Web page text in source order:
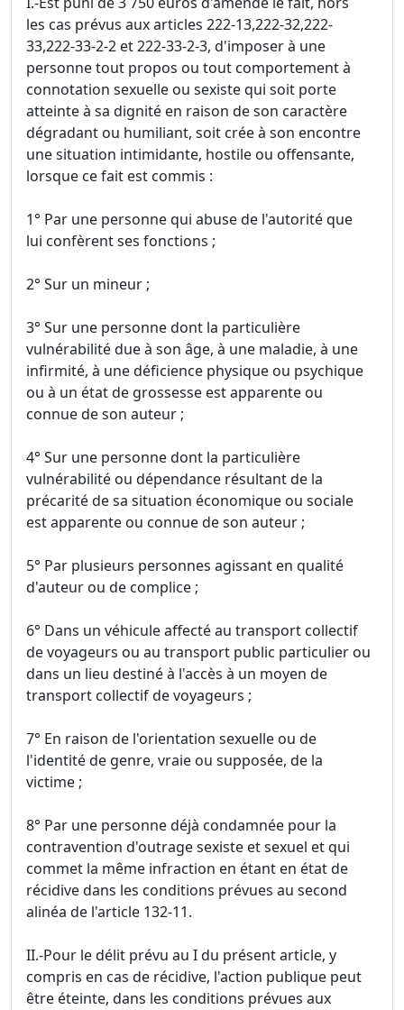
les cas prévus aux articles 222-13,222-32,222-
33,222-33-2-2 et 222-33-2-3, d'imposer à une
personne tout propos ou tout comportement à
connotation sexuelle ou sexiste qui soit porte
atteinte à sa dignité en raison de son caractère
dégradant ou humiliant, soit crée à son encontre
une situation intimidante, hostile ou offensante,
lorsque ce fait est commis :
1° Par une personne qui abuse de l'autorité que
lui confèrent ses fonctions ;
2° Sur un mineur ;
3° Sur une personne dont la particulière
vulnérabilité due à son âge, à une maladie, à une
infirmité, à une déficience physique ou psychique
ou à un état de grossesse est apparente ou
connue de son auteur ;
4° Sur une personne dont la particulière
vulnérabilité ou dépendance résultant de la
précarité de sa situation économique ou sociale
est apparente ou connue de son auteur ;
5° Par plusieurs personnes agissant en qualité
d'auteur ou de complice ;
6° Dans un véhicule affecté au transport collectif
de voyageurs ou au transport public particulier ou
dans un lieu destiné à l'accès à un moyen de
transport collectif de voyageurs ;
7° En raison de l'orientation sexuelle ou de
l'identité de genre, vraie ou supposée, de la
victime ;
8° Par une personne déjà condamnée pour la
contravention d'outrage sexiste et sexuel et qui
commet la même infraction en étant en état de
récidive dans les conditions prévues au second
alinéa de l'article 132-11.
II.-Pour le délit prévu au I du présent article, y
compris en cas de récidive, l'action publique peut
être éteinte, dans les conditions prévues aux